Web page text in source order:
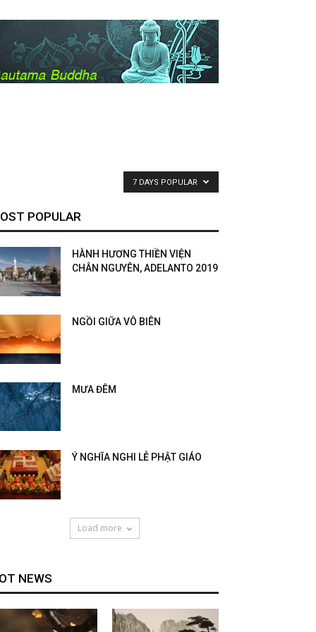
7 DAYS POPULAR
POPULAR
HÀNH HƯƠNG THIỀN VIỆN
CHÂN NGUYÊN, ADELANTO 2019
NGỒI GIỮA VÔ BIÊN
MƯA ĐÊM
Ý NGHĨA NGHI LỄ PHẬT GIÁO
Load more
NEWS